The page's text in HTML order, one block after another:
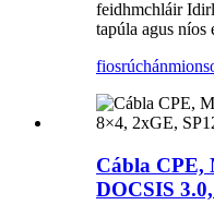
feidhmchláir
tapúla agus níos
fiosrúchán
Cábla CPE,
DOCSIS